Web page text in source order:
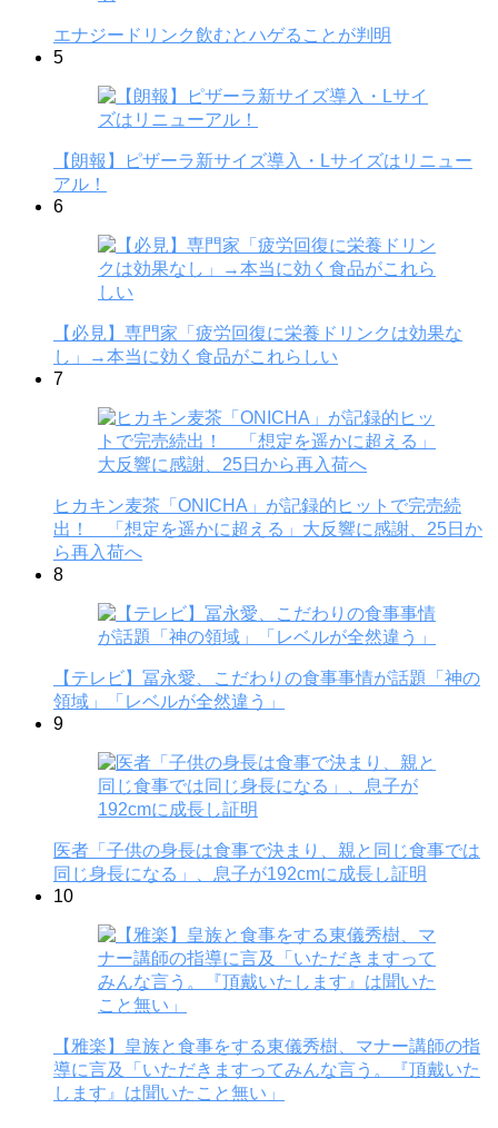
エナジードリンク飲むとハゲることが判明
5
【朗報】ピザーラ新サイズ導入・Lサイズはリニュー
アル！
6
【必見】専門家「疲労回復に栄養ドリンクは効果な
し」→本当に効く食品がこれらしい
7
ヒカキン麦茶「ONICHA」が記録的ヒットで完売続
出！ 「想定を遥かに超える」大反響に感謝、25日か
ら再入荷へ
8
【テレビ】冨永愛、こだわりの食事事情が話題「神の
領域」「レベルが全然違う」
9
医者「子供の身長は食事で決まり、親と同じ食事では
同じ身長になる」、息子が192cmに成長し証明
10
【雅楽】皇族と食事をする東儀秀樹、マナー講師の指
導に言及「いただきますってみんな言う。『頂戴いた
します』は聞いたこと無い」